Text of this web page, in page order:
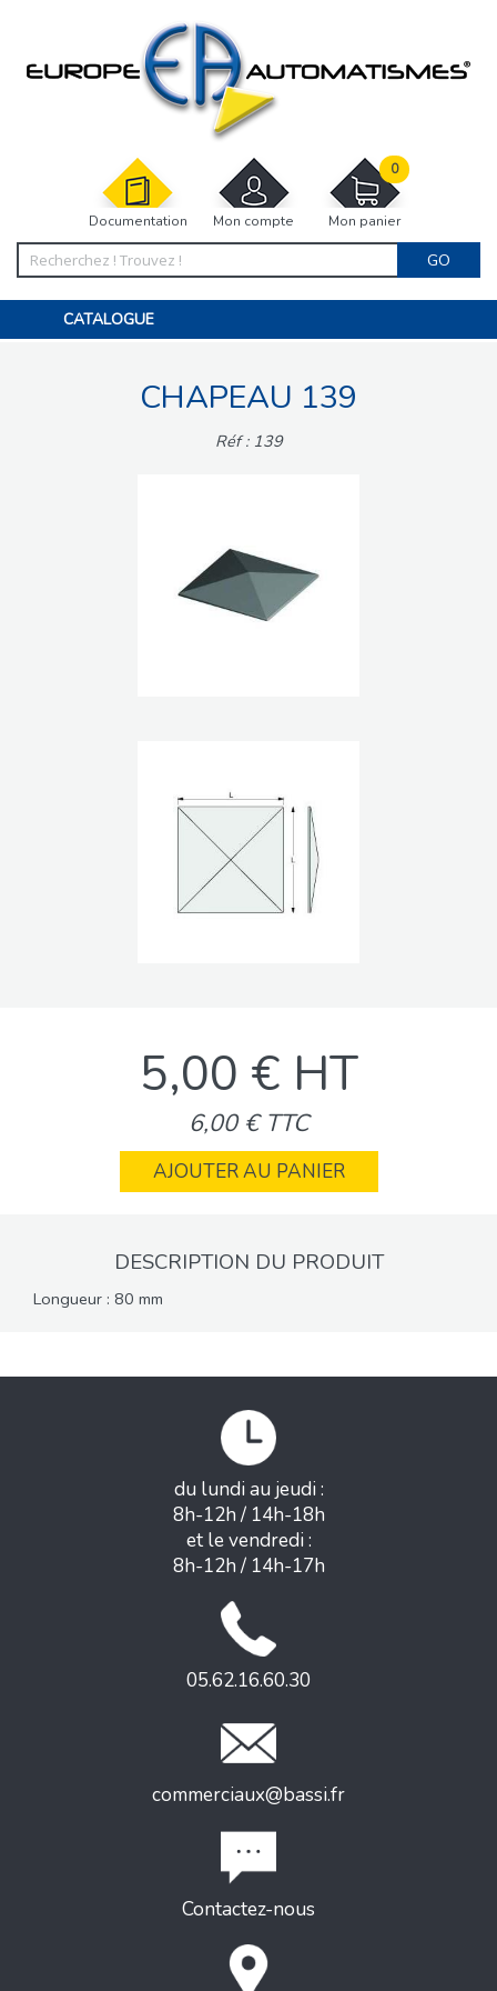
Documentation Mon compte Mon panier
0
GO
CATALOGUE
MOTORISATIONS
ACCESSOIRES ET ELECTRONIQUES
INTERPHONES VISIOPHONES
CHAPEAU 139
Réf : 139
5,00 € HT
6,00 € TTC
AJOUTER AU PANIER
DESCRIPTION DU PRODUIT
Longueur : 80 mm
du lundi au jeudi :
8h-12h / 14h-18h
et le vendredi :
8h-12h / 14h-17h
05.62.16.60.30
commerciaux@bassi.fr
Contactez-nous